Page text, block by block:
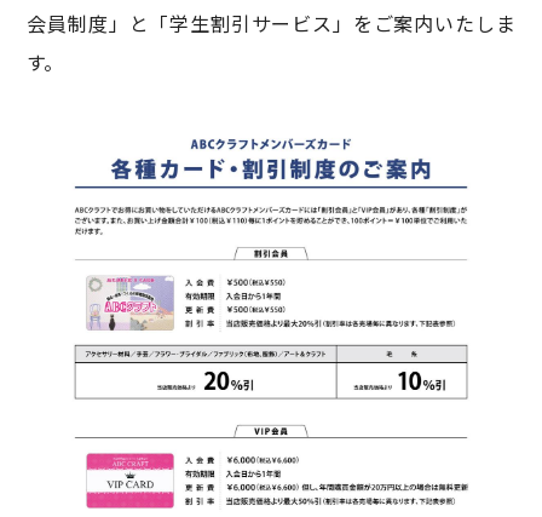
会員制度」と「学生割引サービス」をご案内いたしま
す。